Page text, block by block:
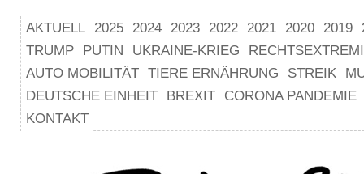
AKTUELL 2025 2024 2023 2022 2021 2020 2019
TRUMP
PUTIN UKRAINE-KRIEG
AUTO MOBILITÄT TIERE ERNÄHRUNG STREIK
DEUTSCHE EINHEIT
BREXIT
CORONA PANDEMIE
KONTAKT